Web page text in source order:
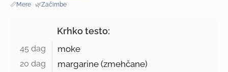
📏Mere · 🌿Začimbe
Krhko testo:
45 dag moke
20 dag margarine (zmehčane)